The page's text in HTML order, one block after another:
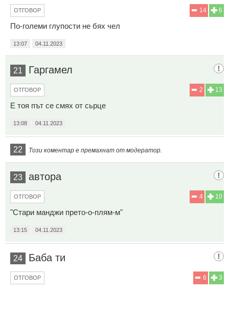
6
14
ОТГОВОР
По-големи глупости не бях чел
13:07 04.11.2023
21 Гаргамел
13
2
ОТГОВОР
Е тоя път се смях от сьрце
13:08 04.11.2023
22 Този коментар е премахнат от модератор.
23 автора
10
4
ОТГОВОР
"Стари манджи прето-о-плям-м"
13:15 04.11.2023
24 Баба ти
3
6
ОТГОВОР